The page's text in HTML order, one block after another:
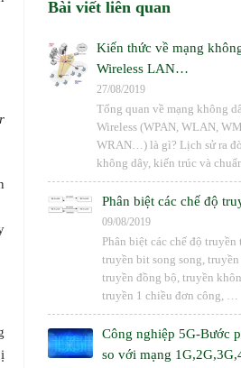
Bài viết liên quan
Kiến thức về mạng
Wireless LAN…
27/08/2019
Tổng quan về mạng không
Wireless (WPAN, WLAN,
WRAN…) là gì? Lịch sử ra
không dây, kiến trúc và
Phân biệt các chế độ
09/08/2019
Phân biệt các chế độ
truyền bit song song,
truyền đồng bộ, truyền
truyền 1 chiều đơn công, …
Công nghiệp 5G-Bước
so với mạng